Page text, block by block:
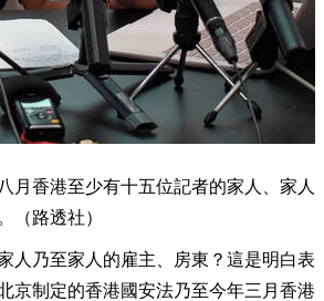
月香港至少有十五位記者的家人、家人
（路透社）
人乃至家人的雇主、房東？這是明白表
京制定的香港國安法乃至今年三月香港